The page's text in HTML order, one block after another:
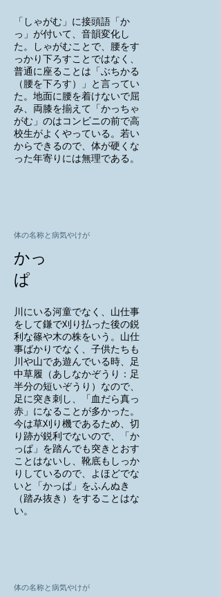
「しゃがむ」に接頭語「か
っ」が付いて、音韻変化し
た。しゃがむことで、腰をす
っかり下ろすことではなく、
普通に座ることは「ぶちかる
（腰を下ろす）」と言ってい
た。地面に腰を着けないで屈
み、両膝を揃えて「かっちゃ
がむ」のはコンビニの前で高
校生がよくやっている。若い
からできるので、体が硬くな
った年寄りには無理である。
体の名称と病気やけが
かっ
ぱ
川にいる河童でなく、山仕事
をして鎌で刈り払った後の鋭
利な篠や木の株をいう。山仕
事ばかりでなく、子供たちも
川や山であ遊んでいる時、足
中草履（あしなかぞうり：足
半分の短いぞうり）なので、
足に突き刺し、「血だら真っ
赤」になることが多かった。
今は草刈り機であるため、切
り跡が鋭利でないので、「か
っぱ」を踏んでも突きとおす
ことはないし、靴底もしっか
りしているので、よほどでな
いと「かっぱ」をふんぬき
（踏み抜き）をすることはな
い。
体の名称と病気やけが